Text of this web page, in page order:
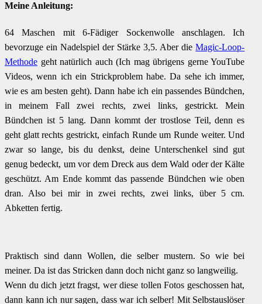
Meine Anleitung:
64 Maschen mit 6-Fädiger Sockenwolle anschlagen. Ich
bevorzuge ein Nadelspiel der Stärke 3,5. Aber dieMagic-Loop-
Methode geht natürlich auch (Ich mag übrigens gerne YouTube
Videos, wenn ich ein Strickproblem habe. Da sehe ich immer,
wie es am besten geht). Dann habe ich ein passendes Bündchen,
in meinem Fall zwei rechts, zwei links, gestrickt. Mein
Bündchen ist 5 lang. Dann kommt der trostlose Teil, denn es
geht glatt rechts gestrickt, einfach Runde um Runde weiter. Und
zwar so lange, bis du denkst, deine Unterschenkel sind gut
genug bedeckt, um vor dem Dreck aus dem Wald oder der Kälte
geschützt. Am Ende kommt das passende Bündchen wie oben
dran. Also bei mir in zwei rechts, zwei links, über 5 cm.
Abketten fertig.
Praktisch sind dann Wollen, die selber mustern. So wie bei
meiner. Da ist das Stricken dann doch nicht ganz so langweilig.
Wenn du dich jetzt fragst, wer diese tollen Fotos geschossen hat,
dann kann ich nur sagen, dass war ich selber! Mit Selbstauslöser